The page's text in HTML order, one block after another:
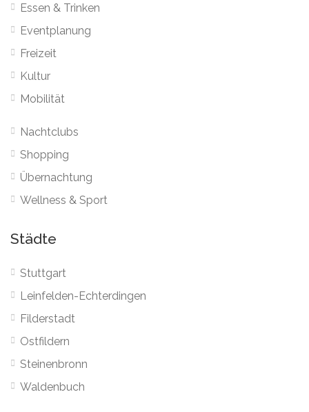
Essen & Trinken
Eventplanung
Freizeit
Kultur
Mobilität
Nachtclubs
Shopping
Übernachtung
Wellness & Sport
Städte
Stuttgart
Leinfelden-Echterdingen
Filderstadt
Ostfildern
Steinenbronn
Waldenbuch